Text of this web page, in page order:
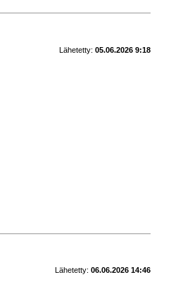
Lähetetty: 05.06.2026 9:18
Lähetetty: 06.06.2026 14:46